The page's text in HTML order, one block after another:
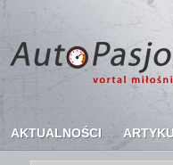
AKTUALNOŚCI